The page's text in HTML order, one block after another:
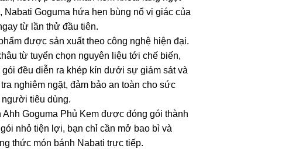
Nabati Goguma hứa hẹn bùng nổ vị giác của
từ lần thử đầu tiên.
được sản xuất theo công nghệ hiện đại.
từ tuyển chọn nguyên liệu tới chế biến,
gói đều diễn ra khép kín dưới sự giám sát và
tra nghiêm ngặt, đảm bảo an toàn cho sức
người tiêu dùng.
Ahh Goguma Phủ Kem được đóng gói thành
nhỏ tiện lợi, bạn chỉ cần mở bao bì và
thức món bánh Nabati trực tiếp.